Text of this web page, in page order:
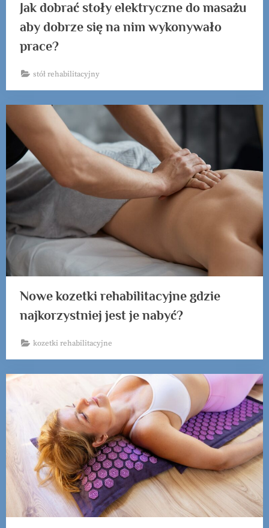
Jak dobrać stoły elektryczne do masażu
aby dobrze się na nim wykonywało
prace?
stół rehabilitacyjny
Nowe kozetki rehabilitacyjne gdzie
najkorzystniej jest je nabyć?
kozetki rehabilitacyjne